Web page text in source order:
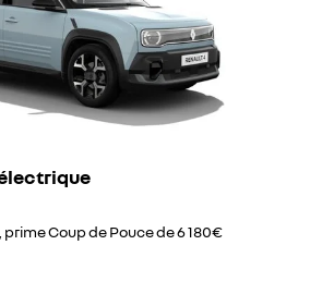
, prime Coup de Pouce de 6 180€